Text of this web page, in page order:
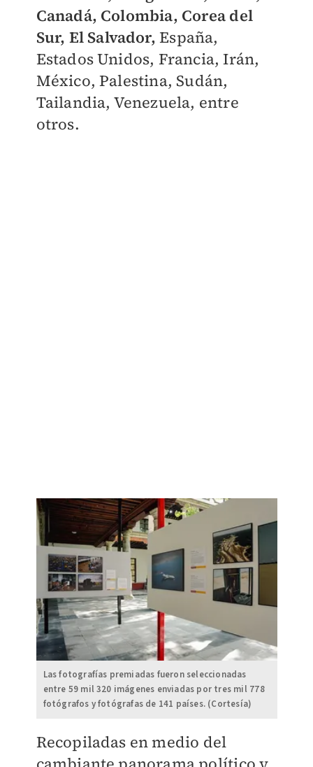
Canadá, Colombia, Corea del
Sur, El Salvador, España,
Estados Unidos, Francia, Irán,
México, Palestina, Sudán,
Tailandia, Venezuela, entre
otros.
Las fotografías premiadas fueron seleccionadas
entre 59 mil 320 imágenes enviadas por tres mil 778
fotógrafos y fotógrafas de 141 países. (Cortesía)
Recopiladas en medio del